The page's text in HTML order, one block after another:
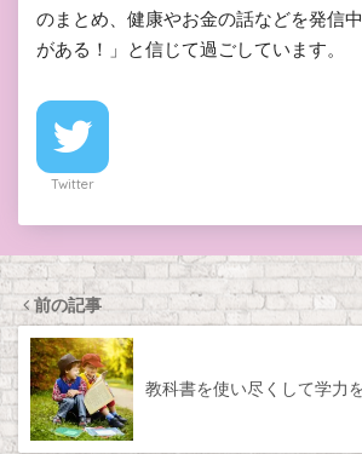
のまとめ、健康やお金の話などを発信
がある！」と信じて過ごしています。
Twitter
前の記事
教科書を使い尽くして学力